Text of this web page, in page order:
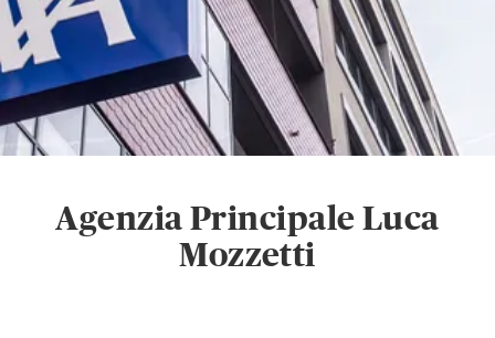
Agenzia Principale Luca
Mozzetti